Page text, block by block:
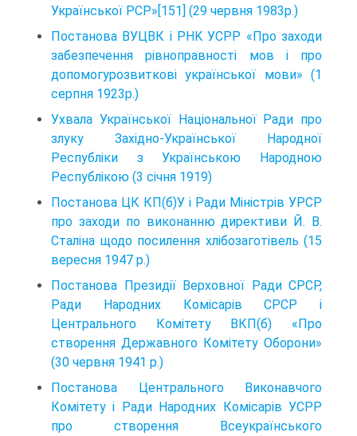
Української РСР»[151] (29 червня 1983p.)
Постанова ВУЦВК i PHK УСРР «Про заходи
забезпечення рівноправності мов і про
допомогурозвиткові української мови» (1
серпня 1923р.)
Ухвала Української Національної Ради про
злуку Західно-Української Народної
Республіки з Українською Народною
Республікою (3 січня 1919)
Постанова ЦК КП(б)У і Ради Міністрів УРСР
про заходи по виконанню директиви Й. В.
Сталіна щодо посилення хлібозаготівель (15
вересня 1947 p.)
Постанова Президії Верховної Ради CPCP,
Ради Народних Комісарів CPCP i
Центрального Комітету ВКП(б) «Про
створення Державного Комітету Оборони»
(30 червня 1941 p.)
Постанова Центрального Виконавчого
Комітету і Ради Народних Комісарів УСРР
про створення Всеукраїнського